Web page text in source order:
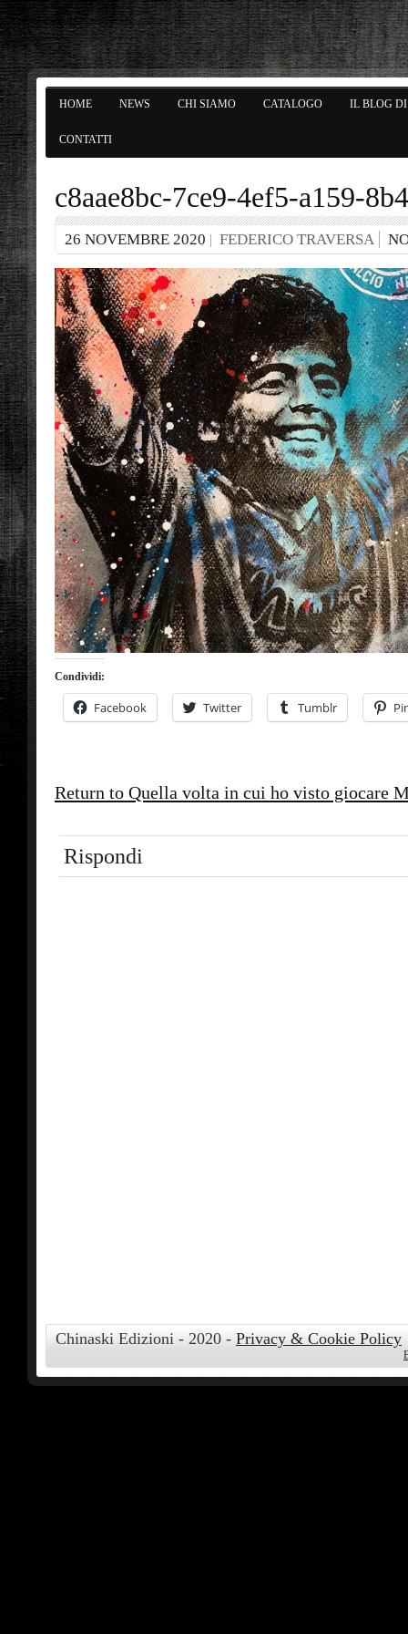
HOME NEWS CHI SIAMO CATALOGO IL BLOG
CONTATTI
c8aae8bc-7ce9-4ef5-a159-
26 NOVEMBRE 2020 FEDERICO TRAVERSA
Condividi:
Facebook Twitter Tumblr
Return to Quella volta in cui ho visto giocare
Rispondi
Chinaski Edizioni - 2020 - Privacy & Cookie Policy